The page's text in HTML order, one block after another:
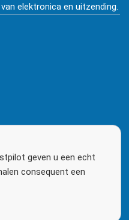
elektronica en uitzending.
geven u een echt
consequent een